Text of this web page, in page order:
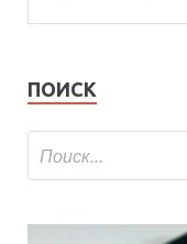
ПОИСК